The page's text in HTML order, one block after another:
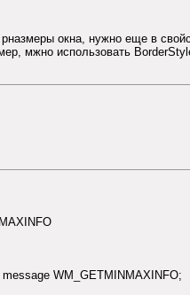
окна, нужно еще в
мжно использовать
WM_GETMINMAXINFO;